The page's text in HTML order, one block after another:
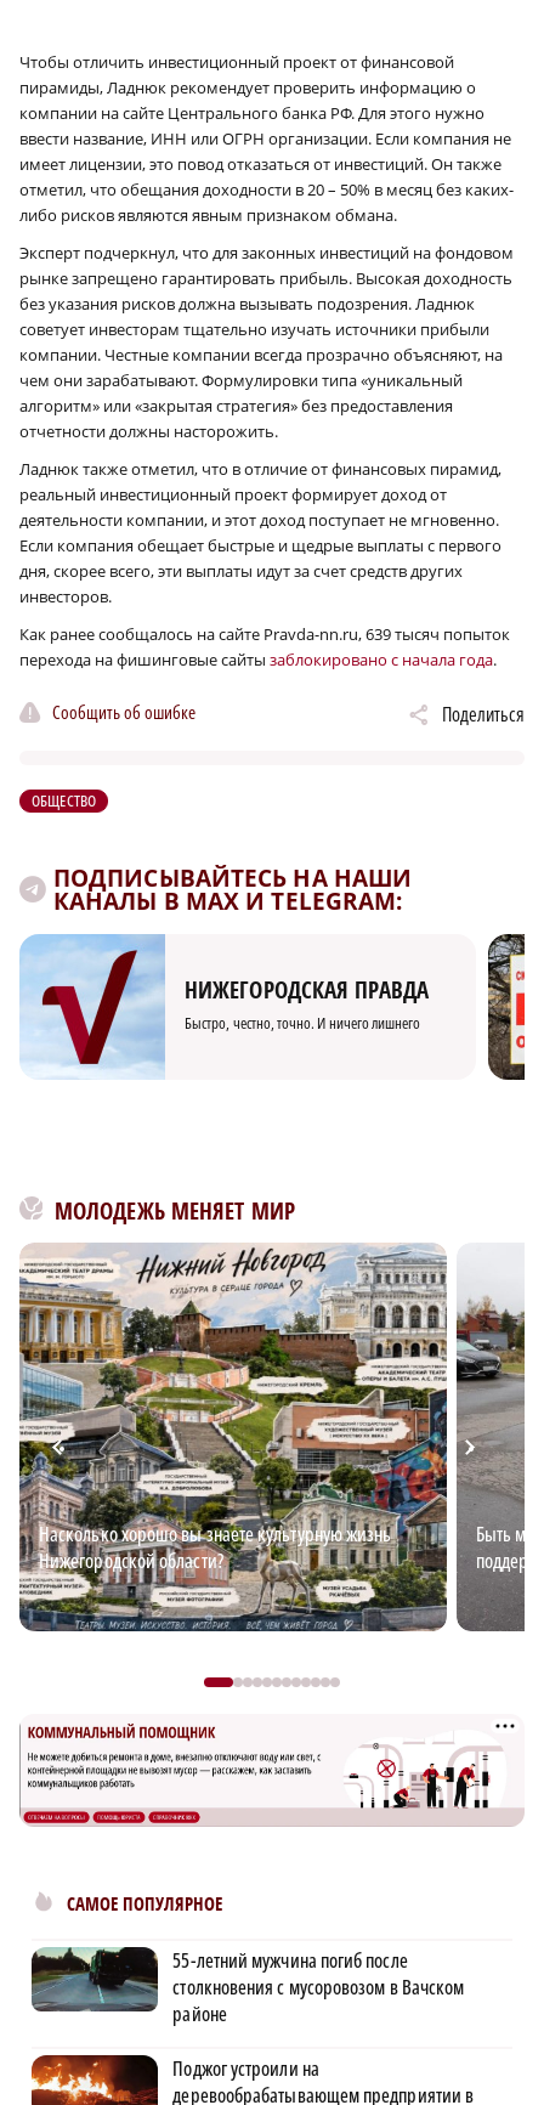
Чтобы отличить инвестиционный проект от финансовой
пирамиды, Ладнюк рекомендует проверить информацию о
компании на сайте Центрального банка РФ. Для этого нужно
ввести название, ИНН или ОГРН организации. Если компания не
имеет лицензии, это повод отказаться от инвестиций. Он также
отметил, что обещания доходности в 20 – 50% в месяц без каких-
либо рисков являются явным признаком обмана.
Эксперт подчеркнул, что для законных инвестиций на фондовом
рынке запрещено гарантировать прибыль. Высокая доходность
без указания рисков должна вызывать подозрения. Ладнюк
советует инвесторам тщательно изучать источники прибыли
компании. Честные компании всегда прозрачно объясняют, на
чем они зарабатывают. Формулировки типа «уникальный
алгоритм» или «закрытая стратегия» без предоставления
отчетности должны насторожить.
Ладнюк также отметил, что в отличие от финансовых пирамид,
реальный инвестиционный проект формирует доход от
деятельности компании, и этот доход поступает не мгновенно.
Если компания обещает быстрые и щедрые выплаты с первого
дня, скорее всего, эти выплаты идут за счет средств других
инвесторов.
Как ранее сообщалось на сайте Pravda-nn.ru, 639 тысяч попыток
перехода на фишинговые сайты заблокировано с начала года.
Сообщить об ошибке Поделиться
ОБЩЕСТВО
ПОДПИСЫВАЙТЕСЬ НА НАШИ
КАНАЛЫ В MAX И TELEGRAM:
НИЖЕГОРОДСКАЯ ПРАВДА
Быстро, честно, точно. И ничего лишнего
МОЛОДЕЖЬ МЕНЯЕТ МИР
Насколько хорошо вы знаете культурную жизнь
Нижегородской области?
Быть
САМОЕ ПОПУЛЯРНОЕ
55-летний мужчина погиб после
столкновения с мусоровозом в Вачском
районе
Поджог устроили на
деревообрабатывающем предприятии в